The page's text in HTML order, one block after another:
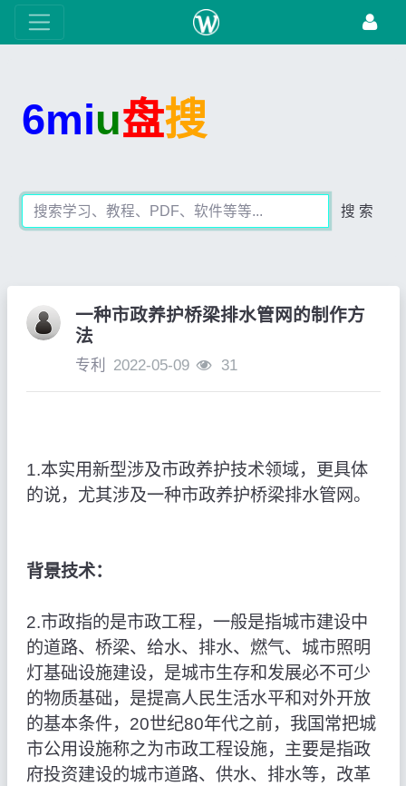
6miu盘搜
搜 索
一种市政养护桥梁排水管网的制作方
法
专利 2022-05-09 31
1.本实用新型涉及市政养护技术领域，更具体
的说，尤其涉及一种市政养护桥梁排水管网。
背景技术：
2.市政指的是市政工程，一般是指城市建设中
的道路、桥梁、给水、排水、燃气、城市照明
灯基础设施建设，是城市生存和发展必不可少
的物质基础，是提高人民生活水平和对外开放
的基本条件，20世纪80年代之前，我国常把城
市公用设施称之为市政工程设施，主要是指政
府投资建设的城市道路、供水、排水等，改革